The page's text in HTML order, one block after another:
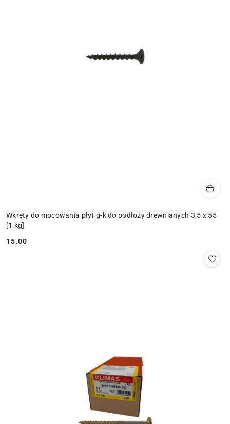
Wkręty do mocowania płyt g-k do podłoży drewnianych 3,5 x 55
[1 kg]
Cena:
15.00